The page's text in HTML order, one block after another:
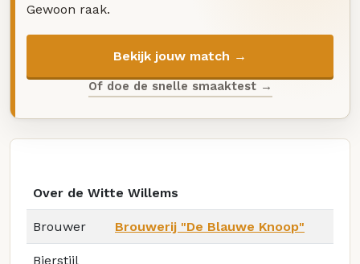
Gewoon raak.
Bekijk jouw match →
Of doe de snelle smaaktest →
Over de Witte Willems
Brouwer Brouwerij "De Blauwe Knoop"
Bierstijl